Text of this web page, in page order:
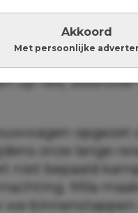
Akkoord
Met persoonlijke
op reis,
opgezet
onze lange
niet bepaald
Mila